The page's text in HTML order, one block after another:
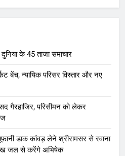
सख्त रुख
के 45 ताजा समाचार
बेंच, न्यायिक परिसर विस्तार और नए
गैरहाजिर, परिसीमन को लेकर
डाक कांवड़ लेने श्रीरामसर से रवाना
जल से करेंगे अभिषेक